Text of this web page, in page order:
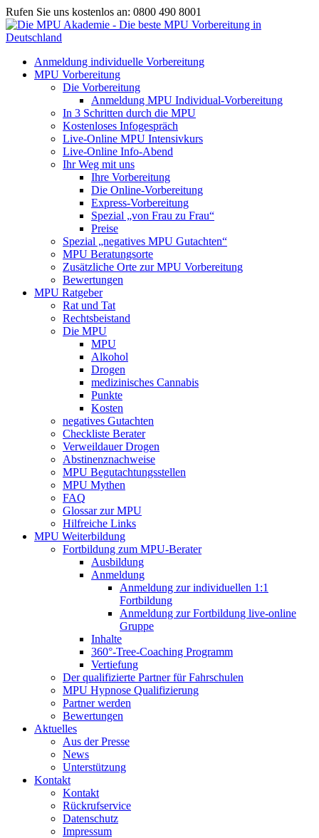
Rufen Sie uns kostenlos an: 0800 490 8001
Anmeldung individuelle Vorbereitung
MPU Vorbereitung
Die Vorbereitung
Anmeldung MPU Individual-Vorbereitung
In 3 Schritten durch die MPU
Kostenloses Infogespräch
Live-Online MPU Intensivkurs
Live-Online Info-Abend
Ihr Weg mit uns
Ihre Vorbereitung
Die Online-Vorbereitung
Express-Vorbereitung
Spezial „von Frau zu Frau“
Preise
Spezial „negatives MPU Gutachten“
MPU Beratungsorte
Zusätzliche Orte zur MPU Vorbereitung
Bewertungen
MPU Ratgeber
Rat und Tat
Rechtsbeistand
Die MPU
MPU
Alkohol
Drogen
medizinisches Cannabis
Punkte
Kosten
negatives Gutachten
Checkliste Berater
Verweildauer Drogen
Abstinenznachweise
MPU Begutachtungsstellen
MPU Mythen
FAQ
Glossar zur MPU
Hilfreiche Links
MPU Weiterbildung
Fortbildung zum MPU-Berater
Ausbildung
Anmeldung
Anmeldung zur individuellen 1:1
Fortbildung
Anmeldung zur Fortbildung live-online
Gruppe
Inhalte
360°-Tree-Coaching Programm
Vertiefung
Der qualifizierte Partner für Fahrschulen
MPU Hypnose Qualifizierung
Partner werden
Bewertungen
Aktuelles
Aus der Presse
News
Unterstützung
Kontakt
Kontakt
Rückrufservice
Datenschutz
Impressum